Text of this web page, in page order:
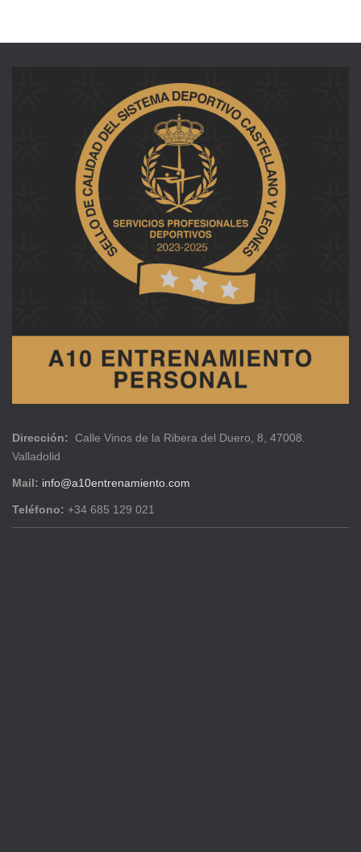
Dirección: Calle Vinos de la Ribera del Duero, 8, 47008.
Valladolid
Mail: info@a10entrenamiento.com
Teléfono: +34 685 129 021